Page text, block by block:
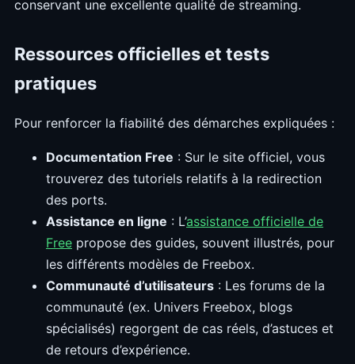
conservant une excellente qualité de streaming.
Ressources officielles et tests
pratiques
Pour renforcer la fiabilité des démarches expliquées :
Documentation Free : Sur le site officiel, vous
trouverez des tutoriels relatifs à la redirection
des ports.
Assistance en ligne : L’assistance officielle de
Free propose des guides, souvent illustrés, pour
les différents modèles de Freebox.
Communauté d’utilisateurs : Les forums de la
communauté (ex. Univers Freebox, blogs
spécialisés) regorgent de cas réels, d’astuces et
de retours d’expérience.